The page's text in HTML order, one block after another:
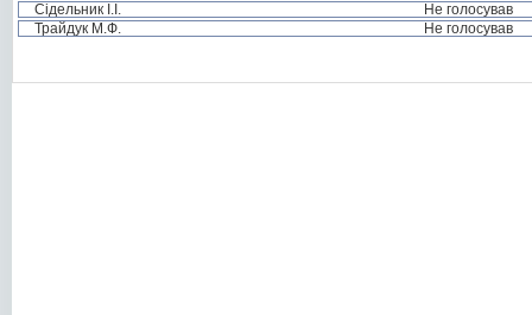
Сідельник І.І.
Не голосував
Трайдук М.Ф.
Не голосував